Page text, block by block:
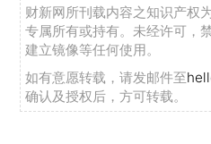
财新网所刊载内容之知识产权
专属所有或持有。未经许可，
建立镜像等任何使用。
如有意愿转载，请发邮件至
确认及授权后，方可转载。